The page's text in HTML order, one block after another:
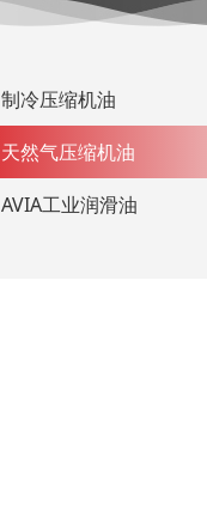
制冷压缩机油
天然气压缩机油
AVIA工业润滑油